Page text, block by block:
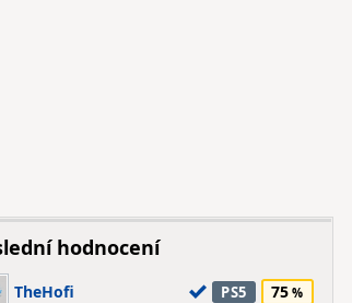
hodnocení
TheHofi PS5 75